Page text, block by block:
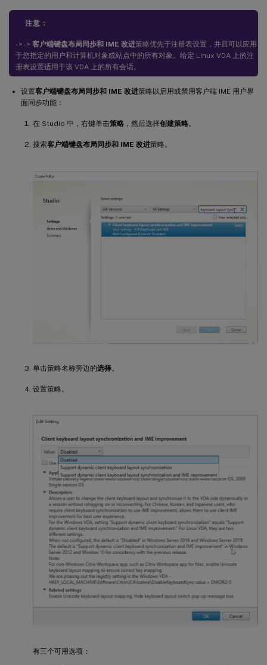
注意：
- > - > 客户端键盘布局同步和 IME 改进策略优先于注册表设置，并且可以应用
于您指定的用户和计算机对象或站点中的所有对象。给定 Linux VDA 上的注
册表设置适用于该 VDA 上的所有会话。
设置客户端键盘布局同步和 IME 改进策略以启用或禁用客户端 IME 用户界
面同步功能：
在 Studio 中，右键单击策略 ，然后选择创建策略。
搜索客户端键盘布局同步和 IME 改进策略。
单击策略名称旁边的选择。
设置策略。
有三个可用选项：